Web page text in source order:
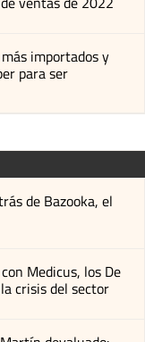
importados y
para ser
de Bazooka, el
Medicus, los De
crisis del sector